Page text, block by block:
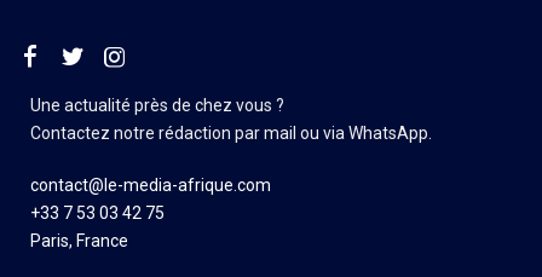
Une actualité près de chez vous ?
Contactez notre rédaction par mail ou via WhatsApp.
contact@le-media-afrique.com
+33 7 53 03 42 75
Paris, France